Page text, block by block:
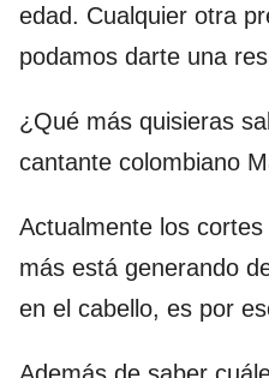
edad. Cualquier otra
podamos darte una
¿Qué más quisieras
cantante colombiano
Actualmente los
más está generando
en el cabello, es por